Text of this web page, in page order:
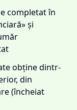
completat în
și
obține dintr-
din
(încheiat